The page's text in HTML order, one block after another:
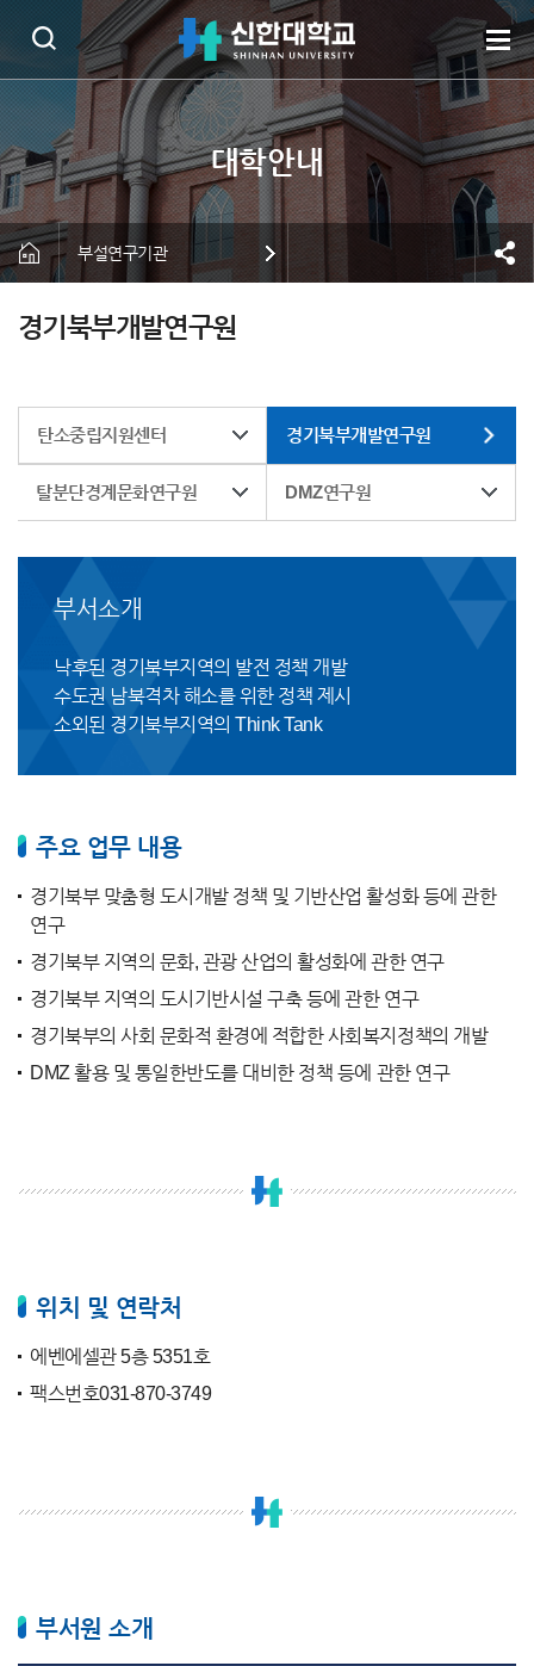
부설연구기관
경기북부개발연구원
탄소중립지원센터 경기북부개발연구원
탈분단경계문화연구원 DMZ연구원
부서소개
낙후된 경기북부지역의 발전 정책 개발
수도권 남북격차 해소를 위한 정책 제시
소외된 경기북부지역의 Think Tank
주요 업무 내용
경기북부 맞춤형 도시개발 정책 및 기반산업 활성화 등에 관한
연구
경기북부 지역의 문화, 관광 산업의 활성화에 관한 연구
경기북부 지역의 도시기반시설 구축 등에 관한 연구
경기북부의 사회 문화적 환경에 적합한 사회복지정책의 개발
DMZ 활용 및 통일한반도를 대비한 정책 등에 관한 연구
위치 및 연락처
에벤에셀관 5층 5351호
팩스번호031-870-3749
부서원 소개